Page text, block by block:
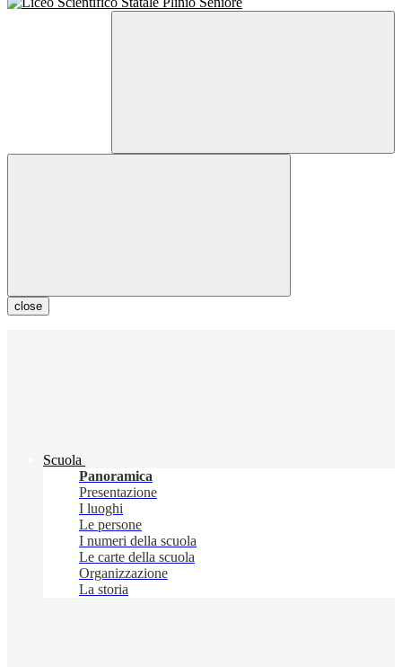
close
Scuola
Panoramica
Presentazione
I luoghi
Le persone
I numeri della scuola
Le carte della scuola
Organizzazione
La storia